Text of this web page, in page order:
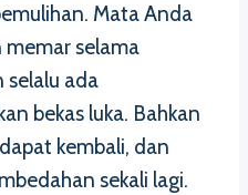
Mata Anda
selama
selalu ada
bekas luka. Bahkan
kembali, dan
sekali lagi.